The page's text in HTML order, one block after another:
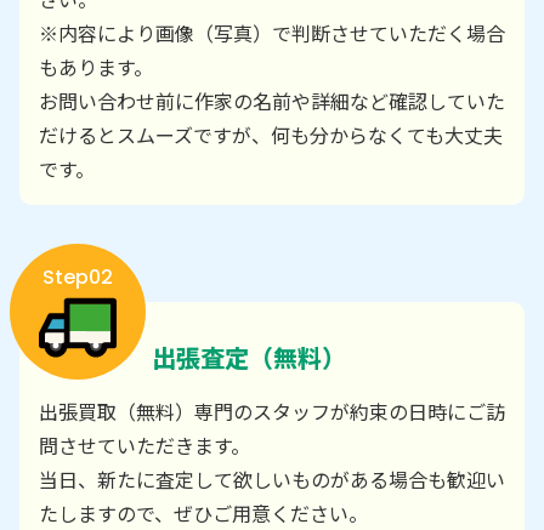
※内容により画像（写真）で判断させていただく場合
もあります。
お問い合わせ前に作家の名前や詳細など確認していた
だけるとスムーズですが、何も分からなくても大丈夫
です。
Step02
出張査定（無料）
出張買取（無料）専門のスタッフが約束の日時にご訪
問させていただきます。
当日、新たに査定して欲しいものがある場合も歓迎い
たしますので、ぜひご用意ください。